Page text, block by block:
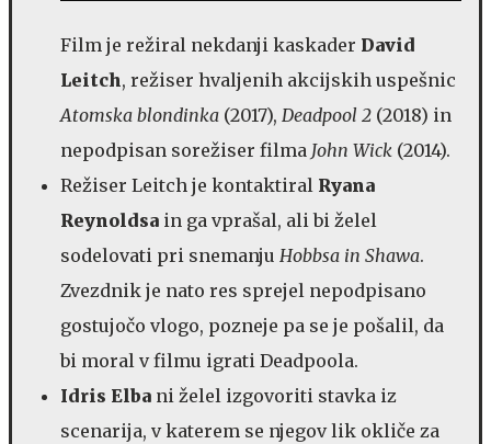
Film je režiral nekdanji kaskader David
Leitch, režiser hvaljenih akcijskih uspešnic
Atomska blondinka (2017), Deadpool 2 (2018) in
nepodpisan sorežiser filma John Wick (2014).
Režiser Leitch je kontaktiral Ryana
Reynoldsa in ga vprašal, ali bi želel
sodelovati pri snemanju Hobbsa in Shawa.
Zvezdnik je nato res sprejel nepodpisano
gostujočo vlogo, pozneje pa se je pošalil, da
bi moral v filmu igrati Deadpoola.
Idris Elba ni želel izgovoriti stavka iz
scenarija, v katerem se njegov lik okliče za